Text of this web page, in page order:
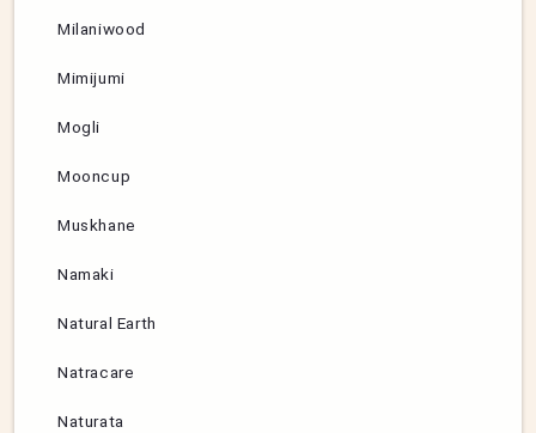
Milaniwood
Mimijumi
Mogli
Mooncup
Muskhane
Namaki
Natural Earth
Natracare
Naturata